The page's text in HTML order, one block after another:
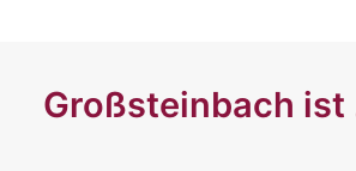
Großsteinbach ist